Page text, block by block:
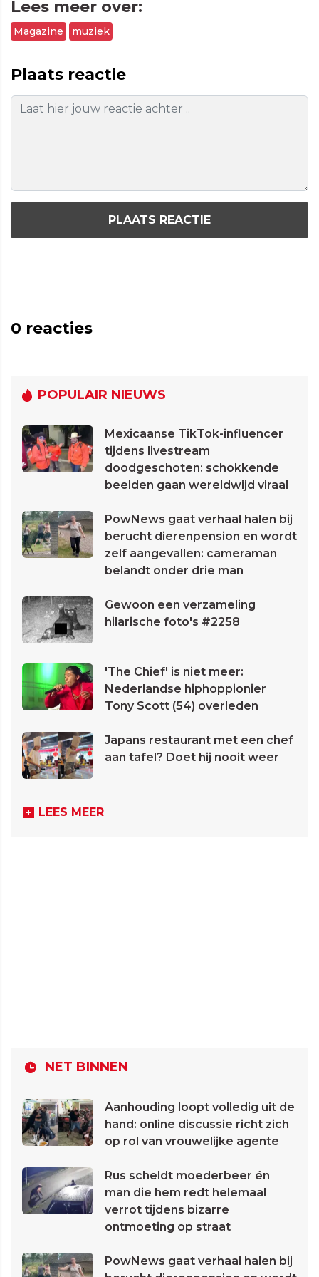
Lees meer over:
Magazine muziek
Plaats reactie
PLAATS REACTIE
0 reacties
POPULAIR NIEUWS
Mexicaanse TikTok-influencer
tijdens livestream
doodgeschoten: schokkende
beelden gaan wereldwijd viraal
PowNews gaat verhaal halen bij
berucht dierenpension en wordt
zelf aangevallen: cameraman
belandt onder drie man
Gewoon een verzameling
hilarische foto's #2258
'The Chief' is niet meer:
Nederlandse hiphoppionier
Tony Scott (54) overleden
Japans restaurant met een chef
aan tafel? Doet hij nooit weer
LEES MEER
NET BINNEN
Aanhouding loopt volledig uit de
hand: online discussie richt zich
op rol van vrouwelijke agente
Rus scheldt moederbeer én
man die hem redt helemaal
verrot tijdens bizarre
ontmoeting op straat
PowNews gaat verhaal halen bij